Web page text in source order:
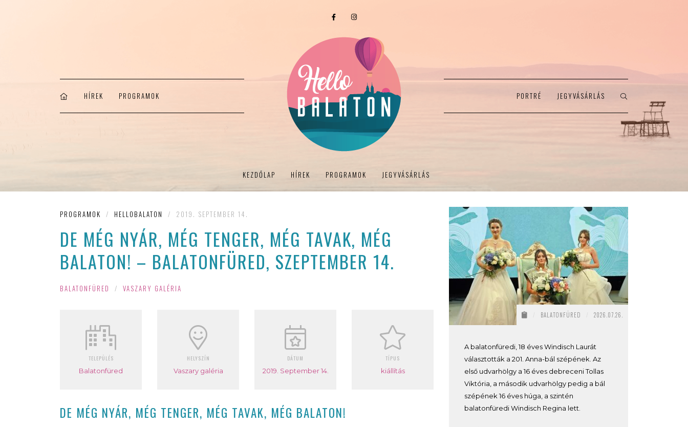
HÍREK PROGRAMOK PORTRÉ JEGYVÁSÁRLÁS
KEZDŐLAP HÍREK PROGRAMOK JEGYVÁSÁRLÁS
PROGRAMOK / HELLOBALATON / 2019. SEPTEMBER 14.
DE MÉG NYÁR, MÉG TENGER, MÉG TAVAK, MÉG
BALATON! – BALATONFÜRED, SZEPTEMBER 14.
BALATONFÜRED / VASZARY GALÉRIA
TELEPÜLÉS
Balatonfüred
HELYSZÍN
Vaszary galéria
DÁTUM
2019. September 14.
TÍPUS
kiállítás
DE MÉG NYÁR, MÉG TENGER, MÉG TAVAK, MÉG BALATON!
BALATONFÜRED 2026.07.26.
A balatonfüredi, 18 éves Windisch Laurát
választották a 201. Anna-bál szépének. Az
első udvarhölgy a 16 éves debreceni Tollas
Viktória, a második udvarhölgy pedig a bál
szépének 16 éves húga, a szintén
balatonfüredi Windisch Regina lett.